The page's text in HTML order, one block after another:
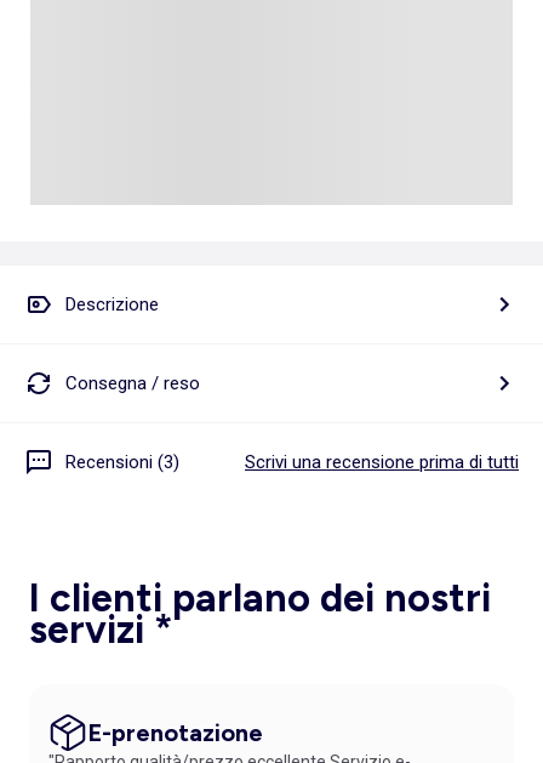
Descrizione
Consegna / reso
Recensioni (3) Scrivi una recensione prima di tutti
I clienti parlano dei nostri
servizi *
E-prenotazione